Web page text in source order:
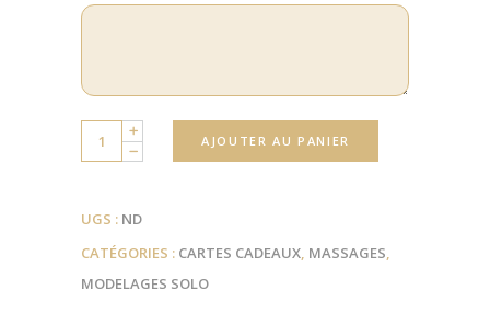
Quantity AJOUTER AU PANIER
UGS : ND
CATÉGORIES : CARTES CADEAUX, MASSAGES,
MODELAGES SOLO